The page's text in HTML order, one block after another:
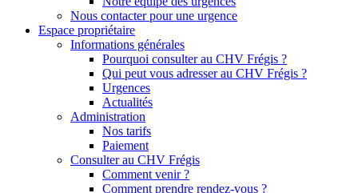
Nous contacter pour une urgence
Espace propriétaire
Informations générales
Pourquoi consulter au CHV Frégis ?
Qui peut vous adresser au CHV Frégis ?
Urgences
Actualités
Administration
Nos tarifs
Paiement
Consulter au CHV Frégis
Comment venir ?
Comment prendre rendez-vous ?